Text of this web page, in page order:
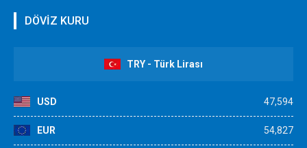
DÖVİZ KURU
TRY - Türk Lirası
USD 47,594
EUR 54,827